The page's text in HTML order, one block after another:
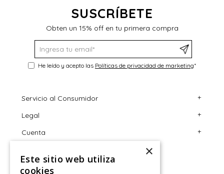
SUSCRÍBETE
Obten un 15% off en tu primera compra
He leído y acepto las Políticas de privacidad de marketing*
Servicio al Consumidor +
Centro de Ayuda
Contáctanos
Retiro en tienda
Legal +
Términos y Condiciones
Cambios, Retracto y Garantía
Cuenta +
Sigue tu compra
×
Este sitio web utiliza
cookies